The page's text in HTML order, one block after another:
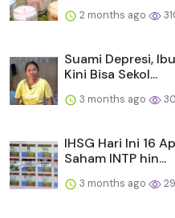
2 months ago
Suami Depresi,
Kini Bisa Sekol...
3 months ago
IHSG Hari Ini 16
Saham INTP hin...
3 months ago